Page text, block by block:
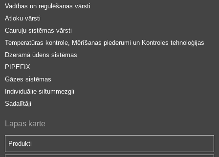
Vadības un regulēšanas vārsti
Atloku vārsti
Cauruļu sistēmas vārsti
Temperatūras kontrole, Mērīšanas piederumi un Kontroles tehnoloģijas
Dzeramā ūdens sistēmas
PIPEFIX
Gāzes sistēmas
Individuālie siltummezgli
Sadalītāji
Lapas karte
Produkti